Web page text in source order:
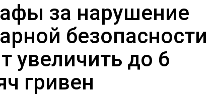
за нарушение
безопасности
увеличить до 6
гривен